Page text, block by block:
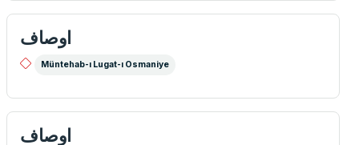
اوصاف
Müntehab-ı Lugat-ı Osmaniye
اوصاف